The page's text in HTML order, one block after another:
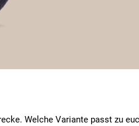
Welche Variante passt zu